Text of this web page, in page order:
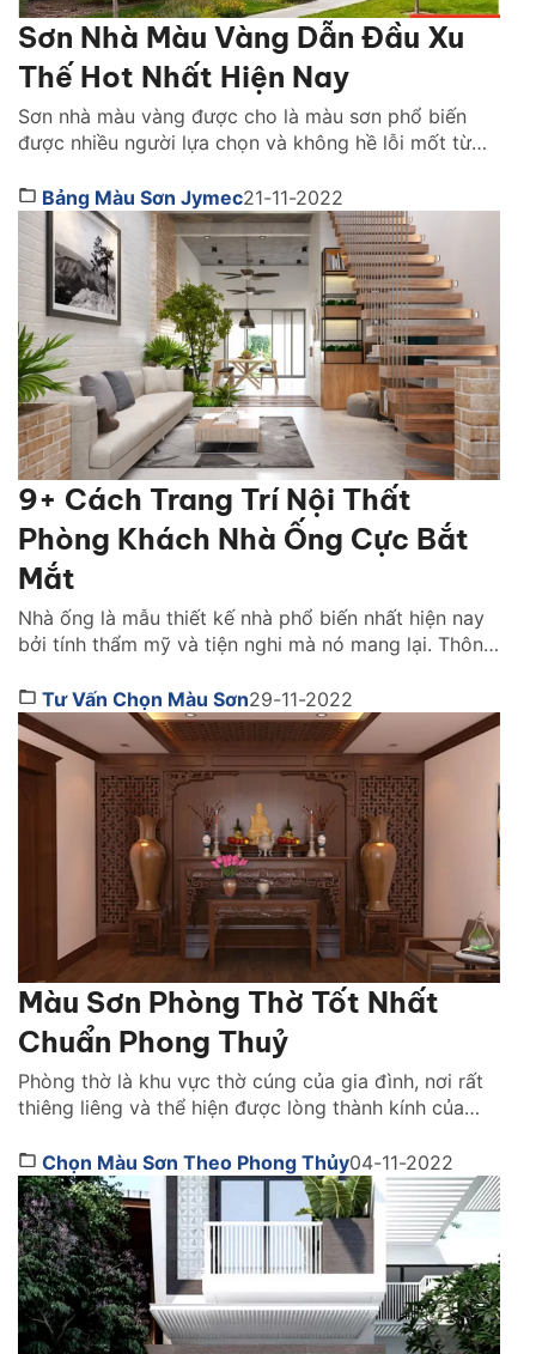
Sơn Nhà Màu Vàng Dẫn Đầu Xu
Thế Hot Nhất Hiện Nay
Sơn nhà màu vàng được cho là màu sơn phổ biến
được nhiều người lựa chọn và không hề lỗi mốt từ
trẻ trung, hiện đại, vô cùng thẩm mỹ. Đặc biệt màu
sắc này cũng rất dễ kết hợp với những màu sắc […]
Bảng Màu Sơn Jymec21-11-2022
9+ Cách Trang Trí Nội Thất
Phòng Khách Nhà Ống Cực Bắt
Mắt
Nhà ống là mẫu thiết kế nhà phổ biến nhất hiện nay
bởi tính thẩm mỹ và tiện nghi mà nó mang lại. Thông
dựa theo tổng thể thiết kế từng mảng, hỗ trợ nhau
tạo nên phong cách nhất định. Tìm hiểu ngay cách
trang […]
Tư Vấn Chọn Màu Sơn29-11-2022
Màu Sơn Phòng Thờ Tốt Nhất
Chuẩn Phong Thuỷ
Phòng thờ là khu vực thờ cúng của gia đình, nơi rất
thiêng liêng và thể hiện được lòng thành kính của
khi thiết kế không gian này, phong thủy là một yếu
tố mà bạn không thể bỏ qua. Vậy, nên chọn […]
Chọn Màu Sơn Theo Phong Thủy04-11-2022